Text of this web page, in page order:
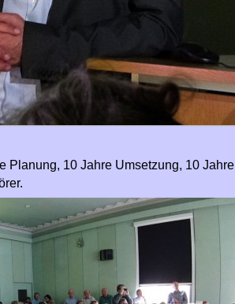
Planung, 10 Jahre Umsetzung, 10